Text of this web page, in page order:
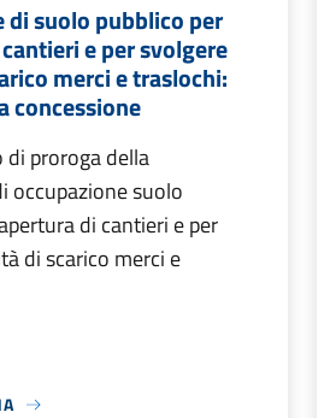
di suolo pubblico per
e per svolgere
merci e traslochi:
concessione
proroga della
occupazione suolo
di cantieri e per
di scarico merci e